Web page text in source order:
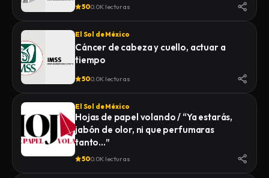
500.0K lecturas
El Sol de México
Cáncer de cabeza y cuello, actuar a
tiempo
500.0K lecturas
El Sol de México
Hojas de papel volando / “Ya estarás,
jabón de olor, ni que perfumaras
tanto…”
500.0K lecturas